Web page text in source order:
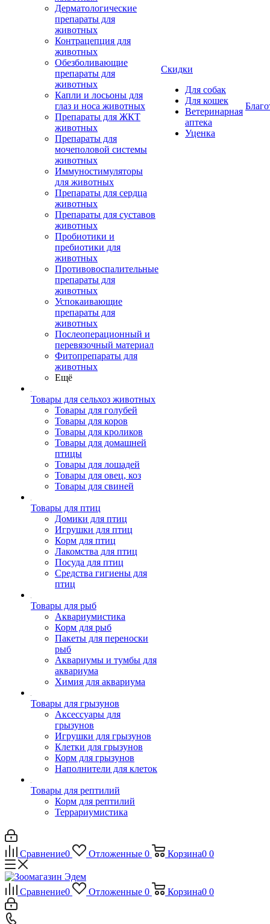
Дерматологические
препараты для
животных
Контрацепция для
животных
Обезболивающие
препараты для
животных
Капли и лосьоны для
глаз и носа животных
Препараты для ЖКТ
животных
Препараты для
мочеполовой системы
животных
Иммуностимуляторы
для животных
Препараты для сердца
животных
Препараты для суставов
животных
Пробиотики и
пребиотики для
животных
Противовоспалительные
препараты для
животных
Успокаивающие
препараты для
животных
Послеоперационный и
перевязочный материал
Фитопрепараты для
животных
Ещё
Товары для сельхоз животных
Товары для голубей
Товары для коров
Товары для кроликов
Товары для домашней
птицы
Товары для лошадей
Товары для овец, коз
Товары для свиней
Товары для птиц
Домики для птиц
Игрушки для птиц
Корм для птиц
Лакомства для птиц
Посуда для птиц
Средства гигиены для
птиц
Товары для рыб
Аквариумистика
Корм для рыб
Пакеты для переноски
рыб
Аквариумы и тумбы для
аквариума
Химия для аквариума
Товары для грызунов
Аксессуары для
грызунов
Игрушки для грызунов
Клетки для грызунов
Корм для грызунов
Наполнители для клеток
Товары для рептилий
Корм для рептилий
Террариумистика
Скидки
Для собак
Для кошек
Ветеринарная
аптека
Уценка
Сравнение0 Отложенные 0 Корзина0 0
Сравнение0 Отложенные 0 Корзина0 0